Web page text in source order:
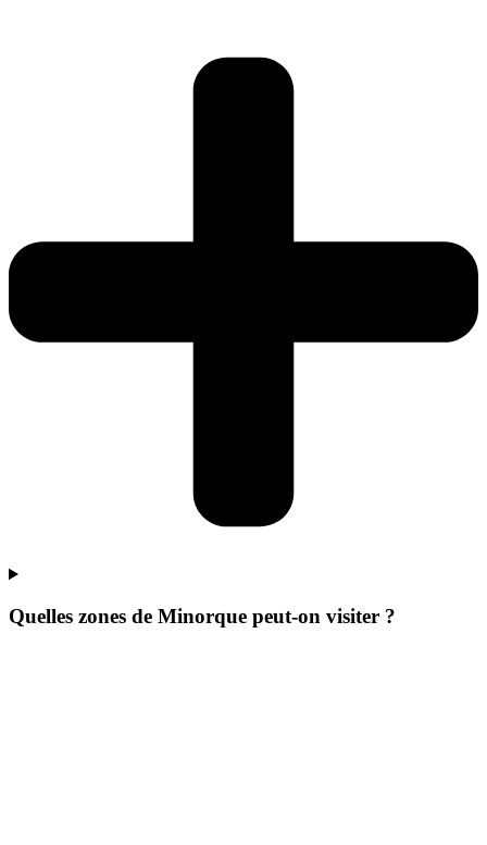
Quelles zones de Minorque peut-on visiter ?